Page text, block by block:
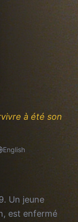
à été son
English
Un jeune
est enfermé